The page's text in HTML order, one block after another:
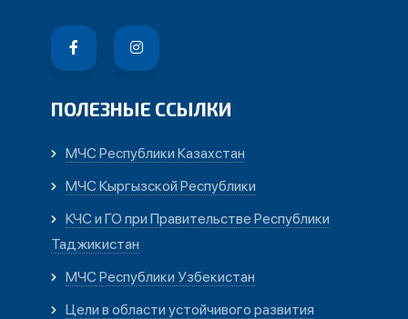
ПОЛЕЗНЫЕ ССЫЛКИ
МЧС Республики Казахстан
МЧС Кыргызской Республики
КЧС и ГО при Правительстве Республики
Таджикистан
МЧС Республики Узбекистан
Цели в области устойчивого развития